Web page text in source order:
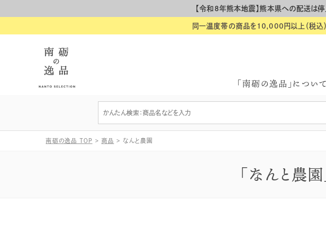
【令和8年熊本地震】熊本県への配送は
同一温度帯の商品を10,000円以上（税込
「南砺の逸品」について
南砺の逸品 TOP > 商品 > なんと農園
「なんと農